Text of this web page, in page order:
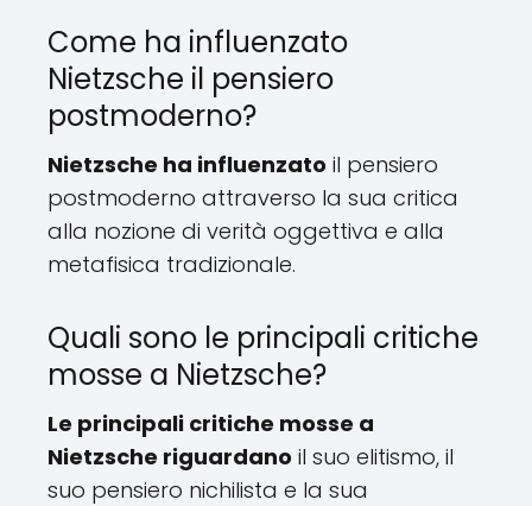
Come ha influenzato
Nietzsche il pensiero
postmoderno?
Nietzsche ha influenzato il pensiero
postmoderno attraverso la sua critica
alla nozione di verità oggettiva e alla
metafisica tradizionale.
Quali sono le principali critiche
mosse a Nietzsche?
Le principali critiche mosse a
Nietzsche riguardano il suo elitismo, il
suo pensiero nichilista e la sua